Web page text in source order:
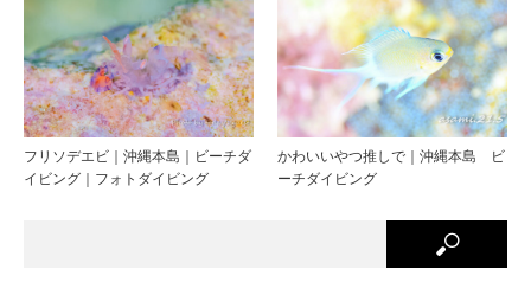
フリソデエビ｜沖縄本島｜ビーチダ
イビング｜フォトダイビング
かわいいやつ推しで｜沖縄本島 ビ
ーチダイビング